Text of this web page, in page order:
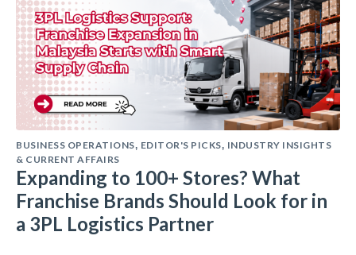
BUSINESS OPERATIONS, EDITOR'S PICKS, INDUSTRY INSIGHTS
& CURRENT AFFAIRS
Expanding to 100+ Stores? What
Franchise Brands Should Look for in
a 3PL Logistics Partner